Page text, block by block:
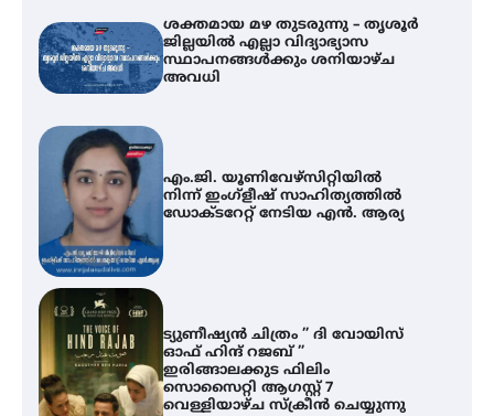
ശക്തമായ മഴ തുടരുന്നു – തൃശൂർ
ജില്ലയിൽ എല്ലാ വിദ്യാഭ്യാസ
സ്ഥാപനങ്ങൾക്കും ശനിയാഴ്ച
അവധി
എം.ജി. യൂണിവേഴ്‌സിറ്റിയിൽ
നിന്ന് ഇംഗ്ളീഷ് സാഹിത്യത്തിൽ
ഡോക്ടറേറ്റ് നേടിയ എൻ. ആര്യ
ട്യുണീഷ്യൻ ചിത്രം ” ദി വോയിസ്
ഓഫ് ഹിന്ദ് റജബ് ”
ഇരിങ്ങാലക്കുട ഫിലിം
സൊസൈറ്റി ആഗസ്റ്റ് 7
വെള്ളിയാഴ്ച സ്‌ക്രീൻ ചെയ്യുന്നു